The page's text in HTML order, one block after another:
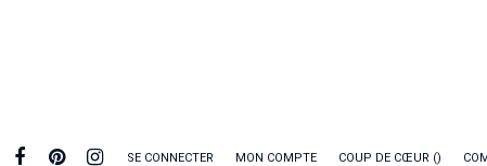
SE CONNECTER MON COMPTE COUP DE CŒUR